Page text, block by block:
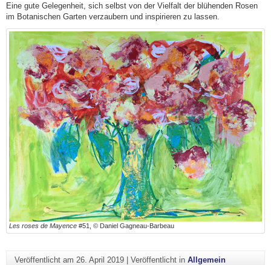
Eine gute Gelegenheit, sich selbst von der Vielfalt der blühenden Rosen
im Botanischen Garten verzaubern und inspirieren zu lassen.
Les roses de Mayence #51, © Daniel Gagneau-Barbeau
Veröffentlicht am 26. April 2019| Veröffentlicht in Allgemein